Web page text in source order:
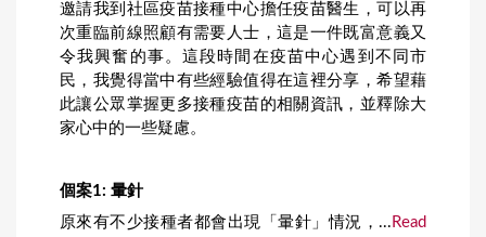
邀請我到社區疫苗接種中心擔任疫苗醫生，可以再
次重臨前線照顧有需要人士，這是一件既富意義又
令我興奮的事。這段時間在疫苗中心遇到不同市
民，我覺得當中有些經驗值得在這裡分享，希望藉
此讓公眾掌握更多接種疫苗的相關資訊，並釋除大
家心中的一些疑慮。
個案1: 暈針
原來有不少接種者都會出現「暈針」情況，... Read